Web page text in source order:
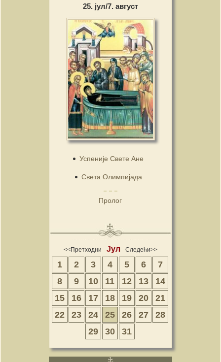
25. јул/7. август
Успеније Свете Ане
Света Олимпијада
Пролог
<<Претходни Јул Следећи>>
1 2 3 4 5 6
7
8
9 10 11 12 13
14
15
16 17 18 19 20
21
22
23 24 25 26 27
28
29
30 31